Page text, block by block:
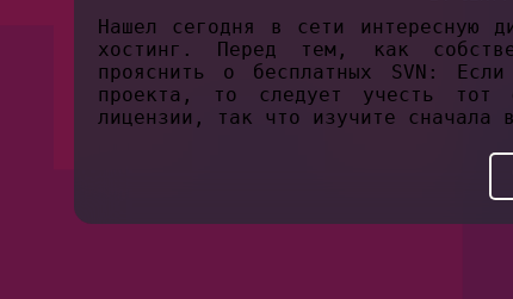
Нашел сегодня в сети интересную
хостинг. Перед тем, как
прояснить о бесплатных SVN:
проекта, то следует учесть
лицензии, так что изучите сначала